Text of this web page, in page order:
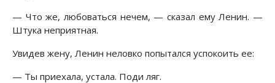
— Что же, любоваться нечем, — сказал ему Ленин. —
Штука неприятная.
Увидев жену, Ленин неловко попытался успокоить ее:
— Ты приехала, устала. Поди ляг.